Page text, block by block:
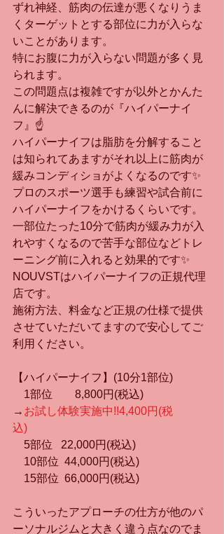
ずれ神経、筋肉の伝達が悪くなりうま
くターゲットとする部位に力が入らな
いことがあります。
特にお腹に力が入らない問題が多く見
られます。
この問題点は複雑ですが以外とかんた
んに解決できるのが『ハイパーナイ
フ』☝️
ハイパーナイフは脂肪を分解すること
は知られてあますがそれ以上に筋肉が
緩みコンディショがよくなるのです✨
プロのスポーツ選手も練習や試合前に
ハイパーナイフをかけるくらいです。
一部位たった10分で筋肉が緩み力が入
れやすくなるので苦手な部位などトレ
ーニング前に入れると効果的です✨
NOUVSTはハイパーナイフの正規代理
店です。
施術方法、料金など正規の仕様で提供
させていただいてますので安心してご
利用ください。
【ハイパーナイフ】(10分1部位)
1部位　　8,800円(税込)
→ ​お試し体験実施中!!4,400円(税
込)
5部位   22,000円(税込)
10部位  44,000円(税込)
15部位  66,000円(税込)
こういったアプローチの仕方が他のパ
ーソナルジムと大きく違う点なのでま